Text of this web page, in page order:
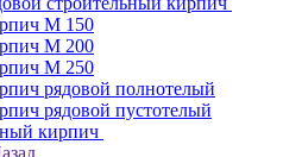
М 150
М 200
М 250
рядовой полнотелый
рядовой пустотелый
кирпич